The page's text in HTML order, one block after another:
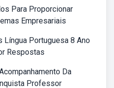
Para Proporcionar
Empresariais
Língua Portuguesa 8 Ano
Respostas
Da
Professor